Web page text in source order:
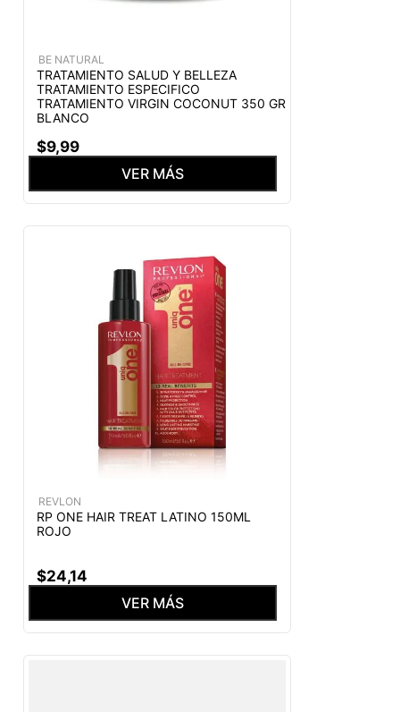
BE NATURAL
TRATAMIENTO SALUD Y BELLEZA
TRATAMIENTO ESPECIFICO
TRATAMIENTO VIRGIN COCONUT 350 GR
BLANCO
$9,99
VER MÁS
REVLON
RP ONE HAIR TREAT LATINO 150ML
ROJO
$24,14
VER MÁS